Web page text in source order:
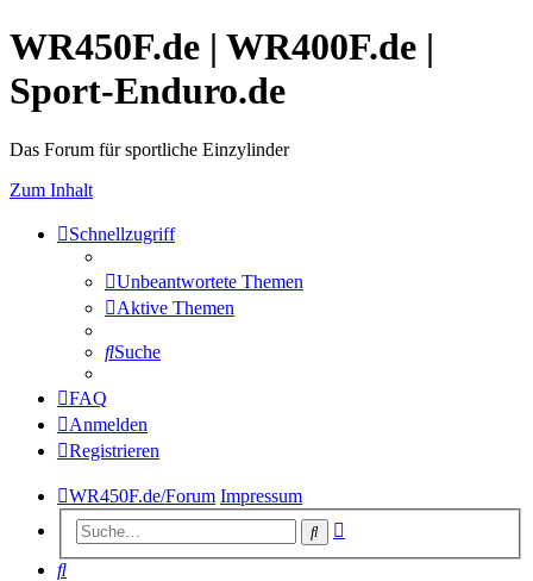
WR450F.de | WR400F.de |
Sport-Enduro.de
Das Forum für sportliche Einzylinder
Zum Inhalt
Schnellzugriff
Unbeantwortete Themen
Aktive Themen
Suche
FAQ
Anmelden
Registrieren
WR450F.de/Forum Impressum
Suche
Suche